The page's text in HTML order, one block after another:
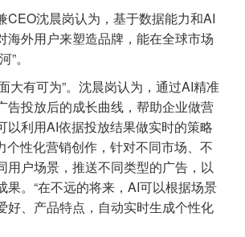
CEO沈晨岗认为，基于数据能力和AI
海外用户来塑造品牌，能在全球市场
。
大有可为”。沈晨岗认为，通过AI精准
告投放后的成长曲线，帮助企业做营
以利用AI依据投放结果做实时的策略
个性化营销创作，针对不同市场、不
用户场景，推送不同类型的广告，以
果。“在不远的将来，AI可以根据场景
好、产品特点，自动实时生成个性化